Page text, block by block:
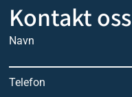
Kontakt oss
Navn
Telefon